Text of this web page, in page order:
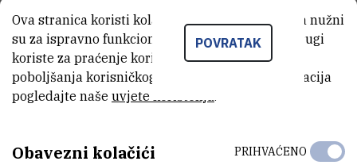
GODINA PROIZVODNJE
2007
TIJELO KOJE JE FINANCIRALO NABAVKU OPREME
Ministarstvo znanosti, obrazovanja i mladih Republike Hrvatske
VANJSKI LINK ZA KAPITALNU OPREMU
POVRATAK
Ova stranica koristi kolačiće. Neki od tih kolačića nužni
su za ispravno funkcioniranje stranice, dok se drugi
koriste za praćenje korištenja stranice radi
poboljšanja korisničkog iskustva. Za više informacija
pogledajte naše uvjete korištenja
Obavezni kolačići PRIHVAĆENO